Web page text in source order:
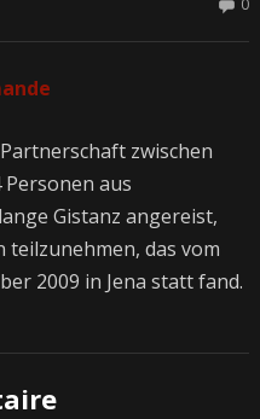
0
zwischen
aus
Gistanz angereist,
das vom
2009 in Jena statt fand.